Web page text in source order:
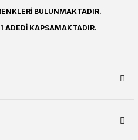
BULUNMAKTADIR.
ADEDİ KAPSAMAKTADIR.